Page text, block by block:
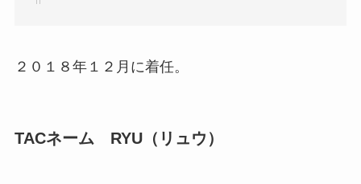
２０１８年１２月に着任。
TACネーム RYU（リュウ）